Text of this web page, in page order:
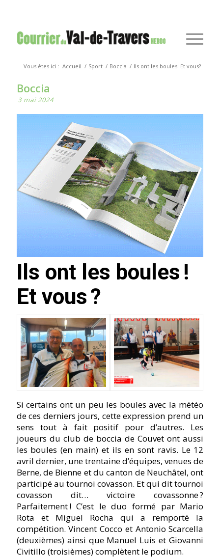
Vous êtes ici : Accueil / Sport / Boccia / Ils ont les boules! Et vous?
Boccia
3 mai 2024
Ils ont les boules !
Et vous ?
Si certains ont un peu les boules avec la météo
de ces derniers jours, cette expression prend un
sens tout à fait positif pour d’autres. Les
joueurs du club de boccia de Couvet ont aussi
les boules (en main) et ils en sont ravis. Le 12
avril dernier, une trentaine d’équipes, venues de
Berne, de Bienne et du canton de Neuchâtel, ont
participé au tournoi covasson. Et qui dit tournoi
covasson dit… victoire covassonne ?
Parfaitement ! C’est le duo formé par Mario
Rota et Miguel Rocha qui a remporté la
compétition. Vincent Cocco et Antonio Scarcella
(deuxièmes) ainsi que Manuel Luis et Giovanni
Civitillo (troisièmes) complètent le podium.